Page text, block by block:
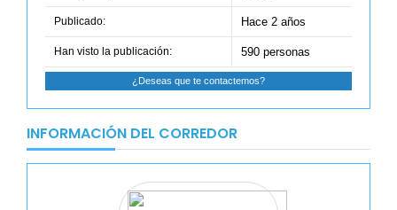
Publicado: Hace 2 años
Han visto la publicación: 590 personas
¿Deseas que te contactemos?
INFORMACIÓN DEL CORREDOR